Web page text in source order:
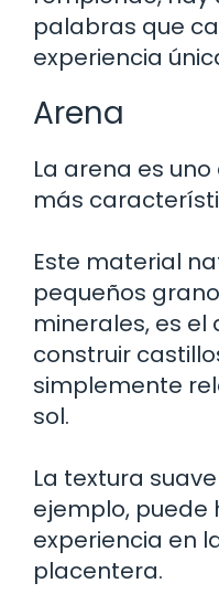
palabras que
experiencia
Arena
La arena es
más
Este material
pequeños
minerales, es
construir
simplemente
sol.
La textura
ejemplo, puede
experiencia en
placentera.